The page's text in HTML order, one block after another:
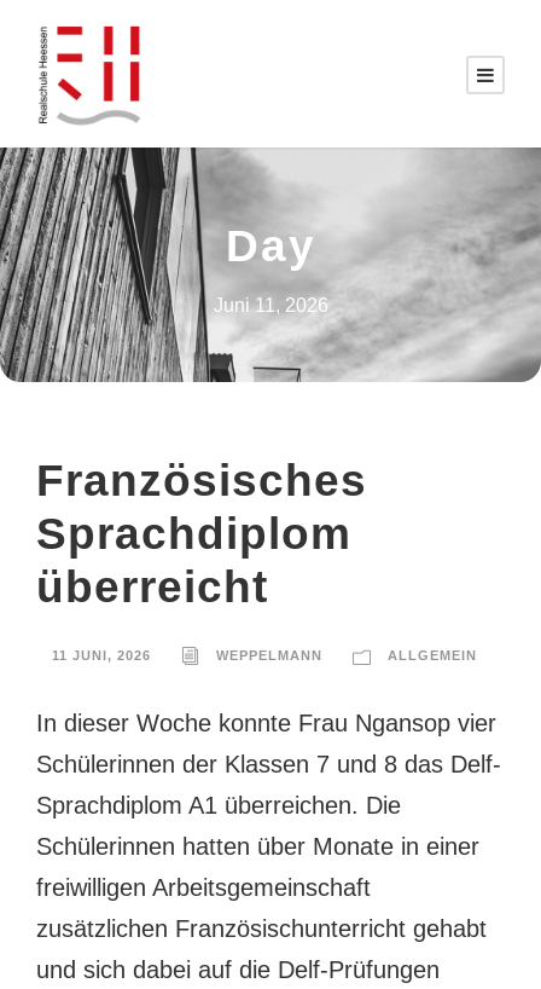
Day
Juni 11, 2026
Französisches
Sprachdiplom
überreicht
11 JUNI, 2026 WEPPELMANN ALLGEMEIN
In dieser Woche konnte Frau Ngansop vier
Schülerinnen der Klassen 7 und 8 das Delf-
Sprachdiplom A1 überreichen. Die
Schülerinnen hatten über Monate in einer
freiwilligen Arbeitsgemeinschaft
zusätzlichen Französischunterricht gehabt
und sich dabei auf die Delf-Prüfungen